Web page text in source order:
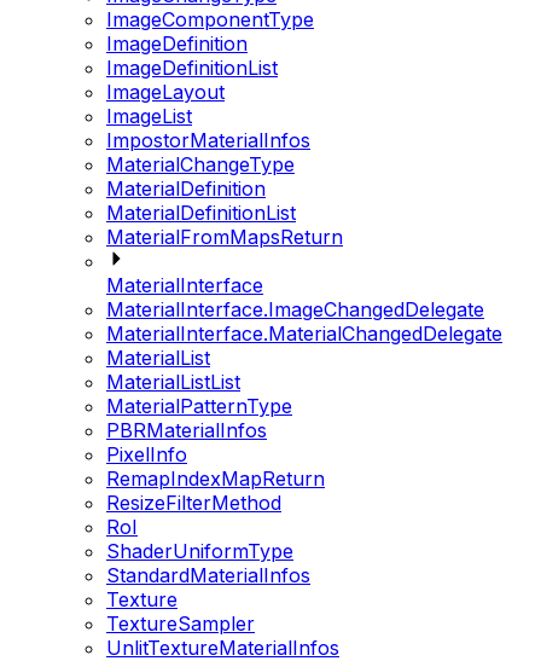
ImageComponentType
ImageDefinition
ImageDefinitionList
ImageLayout
ImageList
ImpostorMaterialInfos
MaterialChangeType
MaterialDefinition
MaterialDefinitionList
MaterialFromMapsReturn
MaterialInterface
MaterialInterface.ImageChangedDelegate
MaterialInterface.MaterialChangedDelegate
MaterialList
MaterialListList
MaterialPatternType
PBRMaterialInfos
PixelInfo
RemapIndexMapReturn
ResizeFilterMethod
RoI
ShaderUniformType
StandardMaterialInfos
Texture
TextureSampler
UnlitTextureMaterialInfos